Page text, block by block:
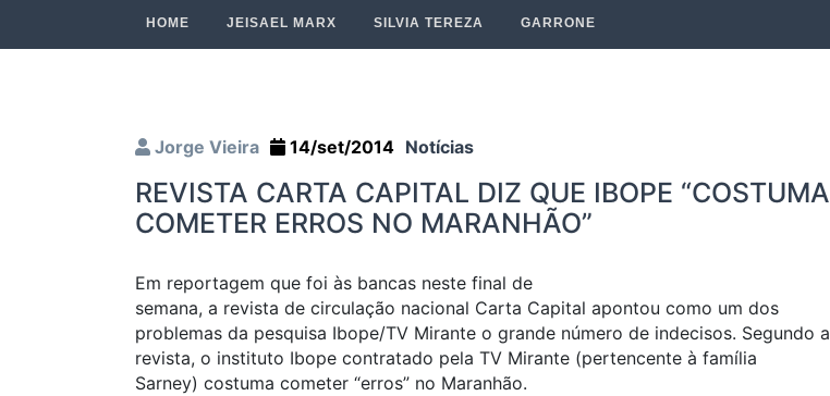
HOME JEISAEL MARX SILVIA TEREZA GARRONE
Jorge Vieira 14/set/2014 Notícias
REVISTA CARTA CAPITAL DIZ QUE IBOPE “COSTUMA
COMETER ERROS NO MARANHÃO”
Em reportagem que foi às bancas neste final de
semana, a revista de circulação nacional Carta Capital apontou como um dos
problemas da pesquisa Ibope/TV Mirante o grande número de indecisos. Segundo a
revista, o instituto Ibope contratado pela TV Mirante (pertencente à família
Sarney) costuma cometer “erros” no Maranhão.